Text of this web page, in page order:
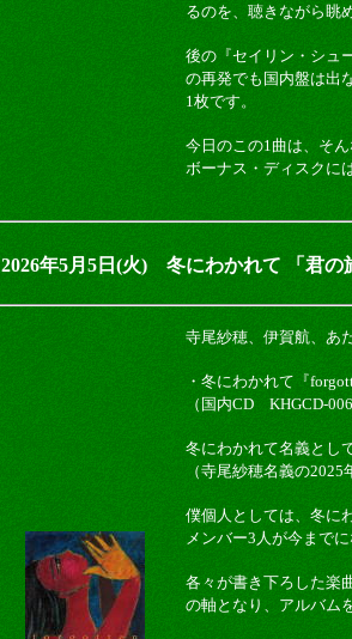
るのを、聴きながら眺
後の『セイリン・シュ
の再発でも国内盤は出
1枚です。
今日のこの1曲は、そ
ボーナス・ディスクに
2026年5月5日(火) 冬にわかれて 「君の
寺尾紗穂、伊賀航、あ
・冬にわかれて『
（国内CD KHGCD-
冬にわかれて名義とし
（寺尾紗穂名義の
僕個人としては、冬に
メンバー3人が今まで
各々が書き下ろした楽
の軸となり、アルバム